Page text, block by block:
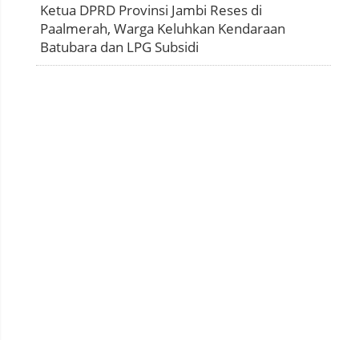
Ketua DPRD Provinsi Jambi Reses di
Paalmerah, Warga Keluhkan Kendaraan
Batubara dan LPG Subsidi